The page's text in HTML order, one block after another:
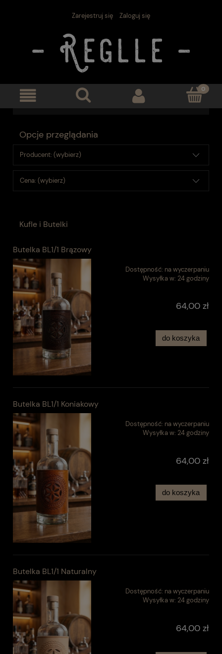
Zarejestruj się Zaloguj się
Opcje przeglądania
Producent: (wybierz)
Cena: (wybierz)
Kufle i Butelki
Butelka BL1/1 Brązowy
Dostępność: na wyczerpaniu
Wysyłka w: 24 godziny
64,00 zł
do koszyka
Butelka BL1/1 Koniakowy
Dostępność: na wyczerpaniu
Wysyłka w: 24 godziny
64,00 zł
do koszyka
Butelka BL1/1 Naturalny
Dostępność: na wyczerpaniu
Wysyłka w: 24 godziny
64,00 zł